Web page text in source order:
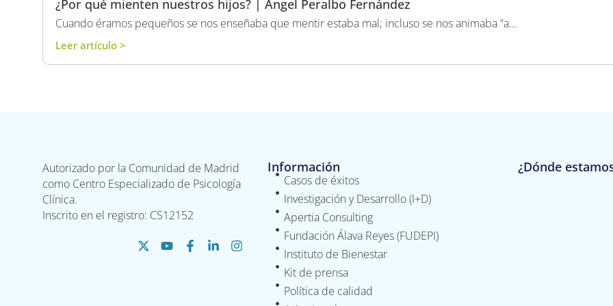
¿Por qué mienten nuestros hijos? | Ángel Peralbo Fernández
Cuando éramos pequeños se nos enseñaba que mentir estaba mal; incluso se nos animaba “a...
Leer artículo >
Autorizado por la Comunidad de Madrid
como Centro Especializado de Psicología
Clínica.
Inscrito en el registro: CS12152
Información
Casos de éxitos
Investigación y Desarrollo (I+D)
Apertia Consulting
Fundación Álava Reyes (FUDEPI)
Instituto de Bienestar
Kit de prensa
Política de calidad
¿Dónde